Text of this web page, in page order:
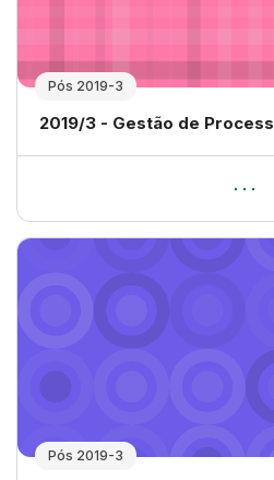
Pós 2019-3
Nome da disciplina
2019/3 - Gestão de
Pós 2019-3